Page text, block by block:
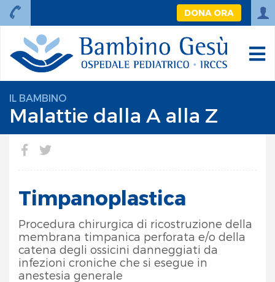
DONA ORA
IL BAMBINO
Malattie dalla A alla Z
Timpanoplastica
Procedura chirurgica di ricostruzione della
membrana timpanica perforata e/o della
catena degli ossicini danneggiati da
infezioni croniche che si esegue in
anestesia generale